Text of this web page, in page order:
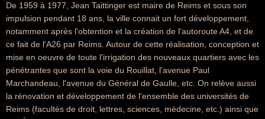
De 1959 à 1977, Jean Taittinger est maire de Reims et sous son
impulsion pendant 18 ans, la ville connait un fort développement,
notamment après l'obtention et la création de l'autoroute A4, et de
ce fait de l'A26 par Reims. Autour de cette réalisation, conception et
mise en oeuvre de toute l'irrigation des nouveaux quartiers avec les
pénétrantes que sont la voie du Rouillat, l'avenue Paul
Marchandeau, l'avenue du Général de Gaulle, etc. On relève aussi
la rénovation et développement de l'ensemble des universités de
Reims (facultés de droit, lettres, sciences, médecine, etc.) ainsi que